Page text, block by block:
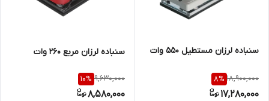
سنباده لرزان مستطیل 550 وات
18,900,000
8%
17,280,000
سنباده لرزان مربع 260 وات
9,630,000
10%
8,580,000